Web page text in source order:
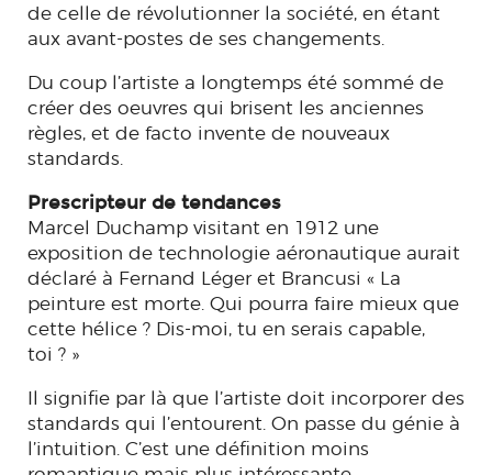
de celle de révolutionner la société, en étant
aux avant-postes de ses changements.
Du coup l’artiste a longtemps été sommé de
créer des oeuvres qui brisent les anciennes
règles, et de facto invente de nouveaux
standards.
Prescripteur de tendances
Marcel Duchamp visitant en 1912 une
exposition de technologie aéronautique aurait
déclaré à Fernand Léger et Brancusi « La
peinture est morte. Qui pourra faire mieux que
cette hélice ? Dis-moi, tu en serais capable,
toi ? »
Il signifie par là que l’artiste doit incorporer des
standards qui l’entourent. On passe du génie à
l’intuition. C’est une définition moins